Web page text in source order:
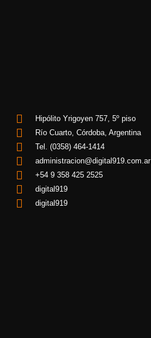
Hipólito Yrigoyen 757, 5º piso
Río Cuarto, Córdoba, Argentina
Tel. (0358) 464-1414
administracion@digital919.com.ar
+54 9 358 425 2525
digital919
digital919